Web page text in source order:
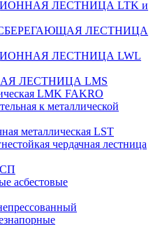
ЛЕСТНИЦА LTK и
ЛЕСТНИЦА
ЛЕСТНИЦА LWL
ЛЕСТНИЦА LMS
LMK FAKRO
к металлической
металлическая LST
чердачная лестница
асбестовые